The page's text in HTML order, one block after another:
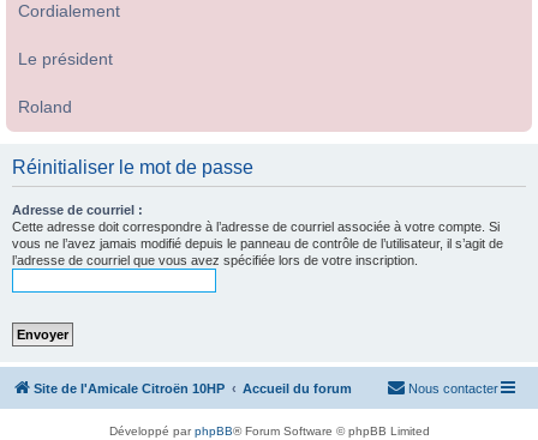
Cordialement
Le président
Roland
Réinitialiser le mot de passe
Adresse de courriel :
Cette adresse doit correspondre à l’adresse de courriel associée à votre compte. Si
vous ne l’avez jamais modifié depuis le panneau de contrôle de l’utilisateur, il s’agit de
l’adresse de courriel que vous avez spécifiée lors de votre inscription.
Site de l'Amicale Citroën 10HP Accueil du forum Nous contacter
Développé parphpBB® Forum Software © phpBB Limited